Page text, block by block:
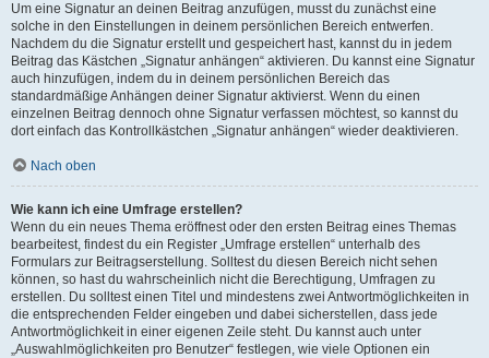
Um eine Signatur an deinen Beitrag anzufügen, musst du zunächst eine
solche in den Einstellungen in deinem persönlichen Bereich entwerfen.
Nachdem du die Signatur erstellt und gespeichert hast, kannst du in jedem
Beitrag das Kästchen „Signatur anhängen“ aktivieren. Du kannst eine Signatur
auch hinzufügen, indem du in deinem persönlichen Bereich das
standardmäßige Anhängen deiner Signatur aktivierst. Wenn du einen
einzelnen Beitrag dennoch ohne Signatur verfassen möchtest, so kannst du
dort einfach das Kontrollkästchen „Signatur anhängen“ wieder deaktivieren.
Nach oben
Wie kann ich eine Umfrage erstellen?
Wenn du ein neues Thema eröffnest oder den ersten Beitrag eines Themas
bearbeitest, findest du ein Register „Umfrage erstellen“ unterhalb des
Formulars zur Beitragserstellung. Solltest du diesen Bereich nicht sehen
können, so hast du wahrscheinlich nicht die Berechtigung, Umfragen zu
erstellen. Du solltest einen Titel und mindestens zwei Antwortmöglichkeiten in
die entsprechenden Felder eingeben und dabei sicherstellen, dass jede
Antwortmöglichkeit in einer eigenen Zeile steht. Du kannst auch unter
„Auswahlmöglichkeiten pro Benutzer“ festlegen, wie viele Optionen ein